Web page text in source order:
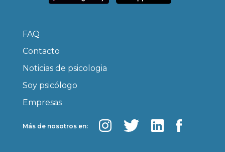
FAQ
Contacto
Noticias de psicologia
Soy psicólogo
Empresas
Más de nosotros en: